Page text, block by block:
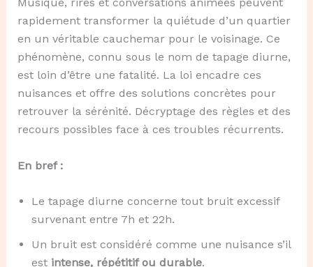
rapidement transformer la quiétude d’un quartier
en un véritable cauchemar pour le voisinage. Ce
phénomène, connu sous le nom de tapage diurne,
est loin d’être une fatalité. La loi encadre ces
nuisances et offre des solutions concrètes pour
retrouver la sérénité. Décryptage des règles et des
recours possibles face à ces troubles récurrents.
En bref :
Le tapage diurne concerne tout bruit excessif
survenant entre 7h et 22h.
Un bruit est considéré comme une nuisance s’il
est intense, répétitif ou durable.